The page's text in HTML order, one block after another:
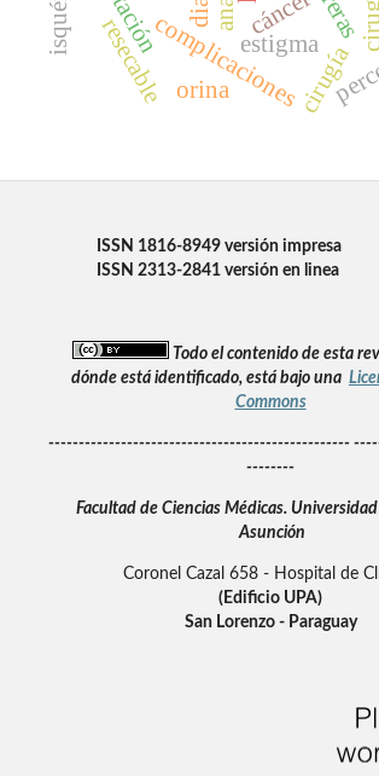
cáncer
complicaciones
estigma
resecable cirugía
orina
ISSN 1816-8949 versión impresa
ISSN 2313-2841 versión en linea
Todo el contenido de esta
dónde está identificado, está bajo una
Commons
--------------------------------------------------
--------
Facultad de Ciencias Médicas.
Asunción
Coronel Cazal 658 - Hospital de
(Edificio UPA)
San Lorenzo - Paraguay